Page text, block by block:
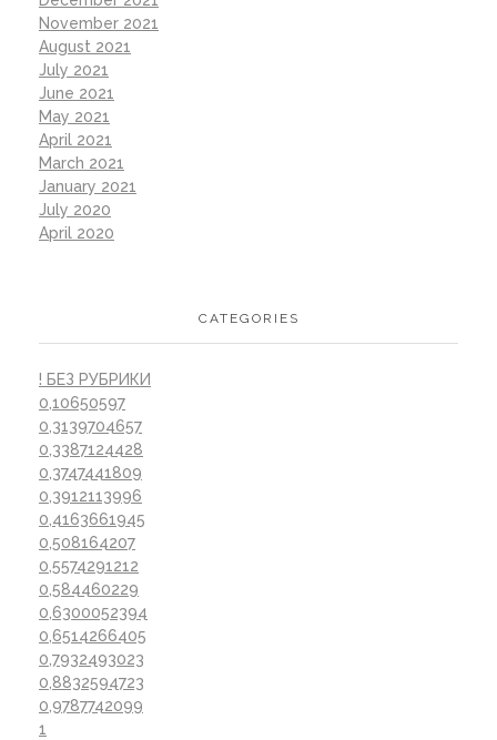
November 2021
August 2021
July 2021
June 2021
May 2021
April 2021
March 2021
January 2021
July 2020
April 2020
CATEGORIES
! БЕЗ РУБРИКИ
0,10650597
0,3139704657
0,3387124428
0,3747441809
0,3912113996
0,4163661945
0,508164207
0,5574291212
0,584460229
0,6300052394
0,6514266405
0,7932493023
0,8832594723
0,9787742099
1